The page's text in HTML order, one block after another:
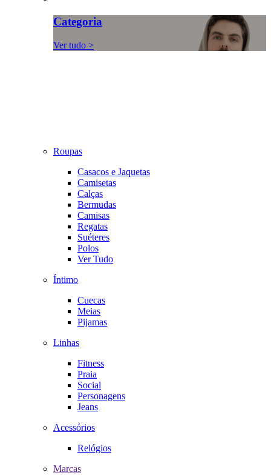
Categoria
Ver tudo >
Roupas
Casacos e Jaquetas
Camisetas
Calças
Bermudas
Camisas
Regatas
Suéteres
Polos
Ver Tudo
Íntimo
Cuecas
Meias
Pijamas
Linhas
Fitness
Praia
Social
Personagens
Jeans
Acessórios
Relógios
Marcas